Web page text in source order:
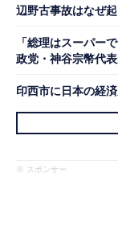
辺野古事故はなぜ起
「総理はスーパー
政党・神谷宗幣代
印西市に日本の経
※ スポンサー